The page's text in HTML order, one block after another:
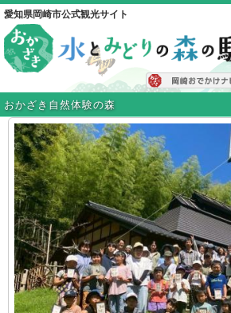
愛知県岡崎市公式観光サイト
おかざき自然体験の森